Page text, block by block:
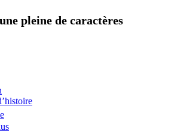
pleine de caractères